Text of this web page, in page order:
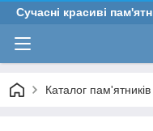
Сучасні красиві
Каталог пам'ятників